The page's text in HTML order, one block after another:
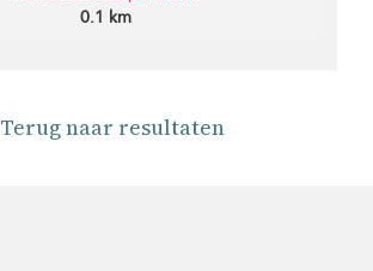
0.1 km
Terug naar resultaten